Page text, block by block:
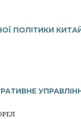
ПОЛІТИКИ